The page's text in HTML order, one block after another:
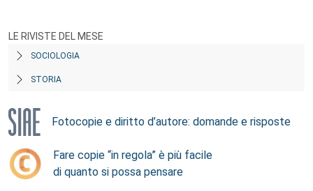
LE RIVISTE DEL MESE
SOCIOLOGIA
STORIA
Fotocopie e diritto d’autore: domande e risposte
Fare copie “in regola” è più facile
di quanto si possa pensare